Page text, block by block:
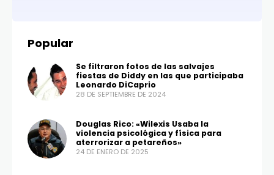
Popular
Se filtraron fotos de las salvajes
fiestas de Diddy en las que participaba
Leonardo DiCaprio
28 DE SEPTIEMBRE DE 2024
Douglas Rico: «Wilexis Usaba la
violencia psicológica y física para
aterrorizar a petareños»
24 DE ENERO DE 2025